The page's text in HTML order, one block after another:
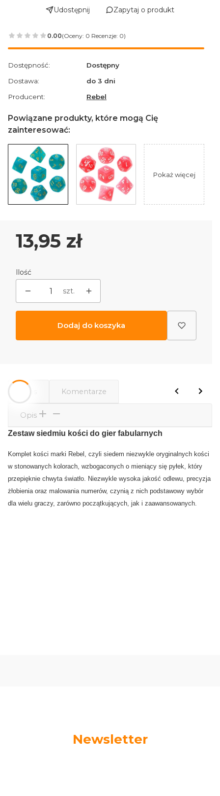
Udostępnij Zapytaj o produkt
0.00(Oceny: 0 Recenzje: 0)
Przejdź do sekcji Opinie
Dostępność:
Dostępny
Dostawa:
do 3 dni
Producent:
Rebel
Powiązane produkty, które mogą Cię
zainteresować:
Pokaż więcej
Cena
13,95 zł
Ilość
szt.
Dodaj do koszyka
Komentarze
Opis
Zestaw siedmiu kości do gier fabularnych
Komplet kości marki Rebel, czyli siedem niezwykle oryginalnych kości
w stonowanych kolorach, wzbogaconych o mieniący się pyłek, który
przepięknie chwyta światło. Niezwykle wysoka jakość odlewu, precyzja
żłobienia oraz malowania numerów, czynią z nich podstawowy wybór
dla wielu graczy, zarówno początkujących, jak i zaawansowanych.
Newsletter